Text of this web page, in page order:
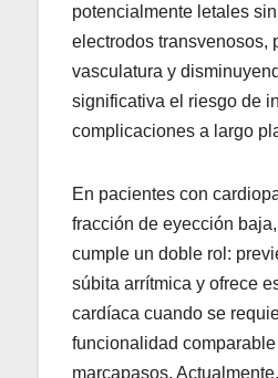
potencialmente letales
electrodos transvenosos,
vasculatura y
significativa el riesgo de
complicaciones a largo
En pacientes con
fracción de eyección
cumple un doble rol:
súbita arrítmica y ofrece
cardíaca cuando se
funcionalidad
marcapasos.